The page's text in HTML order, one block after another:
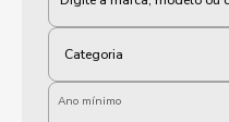
Ano mínimo